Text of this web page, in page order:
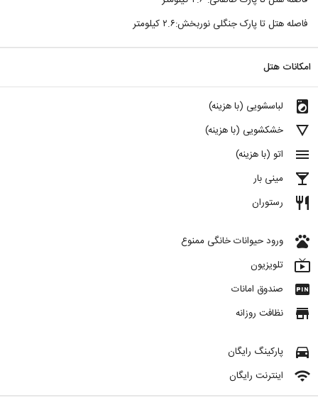
فاصله هتل تا پارک جنگلی نوربخش:‌۲.۶ کیلومتر
امکانات هتل
local_laundry_service لباسشویی (با هزینه)
details خشکشویی (با هزینه)
menu اتو (با هزینه)
local_bar مینی بار
restaurant رستوران
pets ورود حیوانات خانگی ممنوع
live_tv تلویزیون
fiber_pin صندوق امانات
store نظافت روزانه
directions_car پارکینگ رایگان
wifi اینترنت رایگان